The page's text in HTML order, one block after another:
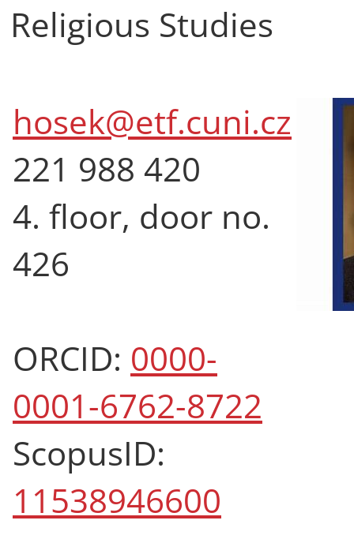
Religious Studies
hosek@etf.cuni.cz
221 988 420
4. floor, door no.
426
ORCID: 0000-
0001-6762-8722
ScopusID:
11538946600